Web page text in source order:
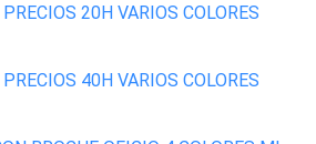
20H VARIOS COLORES
40H VARIOS COLORES